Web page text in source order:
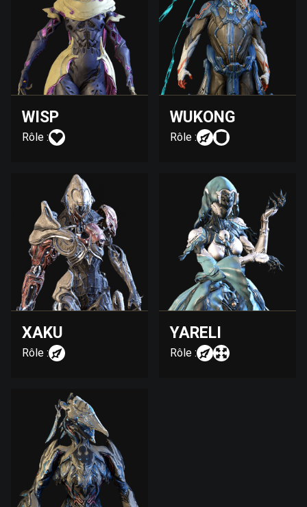
WISP
Rôle :
WUKONG
Rôle :
XAKU
Rôle :
YARELI
Rôle :